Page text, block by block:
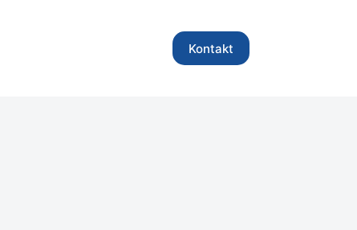
Kontakt